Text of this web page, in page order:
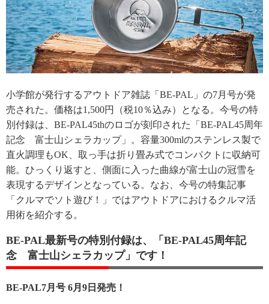
小学館が発行するアウトドア雑誌「BE-PAL」の7月号が発
売された。価格は1,500円（税10％込み）となる。今号の特
別付録は、BE-PAL45thのロゴが刻印された「BE-PAL45周年
記念 富士山シェラカップ」。容量300mlのステンレス製で
直火調理もOK、取っ手は折り畳み式でコンパクトに収納可
能。ひっくり返すと、側面に入った曲線が富士山の冠雪を
表現するデザインとなっている。なお、今号の特集記事
「クルマでソト遊び！」ではアウトドアにおけるクルマ活
用術を紹介する。
BE-PAL最新号の特別付録は、「BE-PAL45周年記
念 富士山シェラカップ」です！
BE-PAL7月号 6月9日発売！